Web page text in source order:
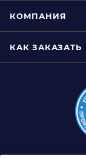
КОМПАНИЯ
КАК ЗАКАЗАТЬ